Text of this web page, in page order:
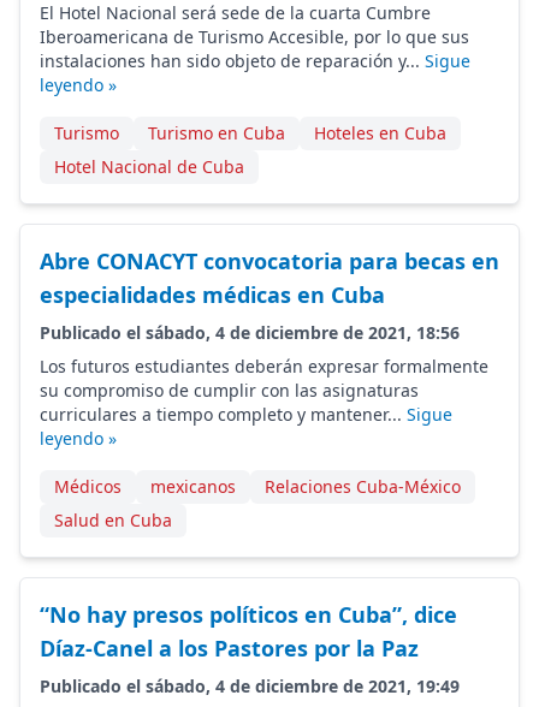
El Hotel Nacional será sede de la cuarta Cumbre
Iberoamericana de Turismo Accesible, por lo que sus
instalaciones han sido objeto de reparación y... Sigue
leyendo »
Turismo Turismo en Cuba
Hoteles en Cuba
Hotel Nacional de Cuba
Abre CONACYT convocatoria para becas en
especialidades médicas en Cuba
Publicado el sábado, 4 de diciembre de 2021, 18:56
Los futuros estudiantes deberán expresar formalmente
su compromiso de cumplir con las asignaturas
curriculares a tiempo completo y mantener... Sigue
leyendo »
Médicos mexicanos
Relaciones Cuba-México
Salud en Cuba
“No hay presos políticos en Cuba”, dice
Díaz-Canel a los Pastores por la Paz
Publicado el sábado, 4 de diciembre de 2021, 19:49